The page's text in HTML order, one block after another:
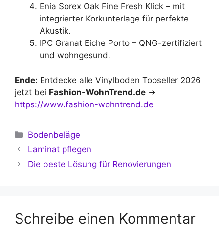
Enia Sorex Oak Fine Fresh Klick – mit
integrierter Korkunterlage für perfekte
Akustik.
IPC Granat Eiche Porto – QNG-zertifiziert
und wohngesund.
Ende: Entdecke alle Vinylboden Topseller 2026
jetzt bei Fashion-WohnTrend.de →
https://www.fashion-wohntrend.de
Kategorien
Bodenbeläge
Laminat pflegen
Die beste Lösung für Renovierungen
Schreibe einen Kommentar